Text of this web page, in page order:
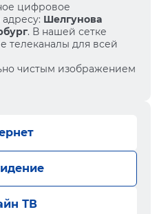
цифровое
Шелгунова
. В нашей сетке
телеканалы для всей
чистым изображением
ТВ